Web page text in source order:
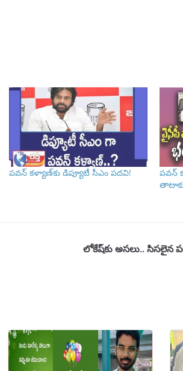
పవన్ కళ్యాణ్‌కు డిప్యూటీ సీఎం పదవి!
పవన్‌
తాటాకు
లోకేష్‌కు అసలు.. సిసలైన